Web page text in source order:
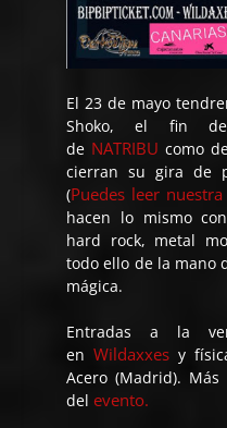
El 23 de mayo
Shoko, el fin
de NATRIBU como
cierran su gira de
(Puedes leer
hacen lo mismo con
hard rock, metal
todo ello de la mano
mágica.
Entradas a la
enWildaxxes y
Acero (Madrid).
delevento.